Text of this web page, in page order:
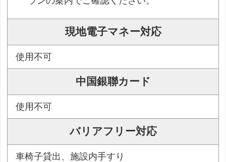
現地電子マネー対応
使用不可
中国銀聯カード
使用不可
バリアフリー対応
車椅子貸出、施設内手すり